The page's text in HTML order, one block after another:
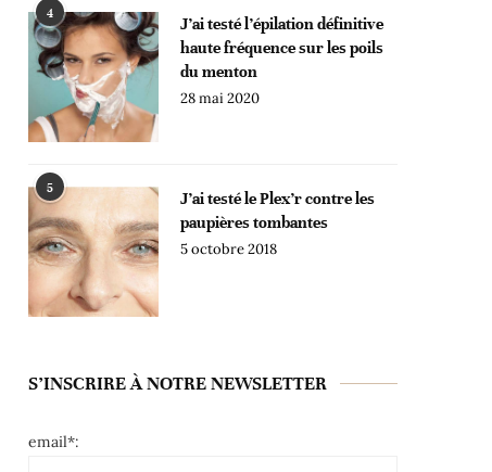
4
J’ai testé l’épilation définitive
haute fréquence sur les poils
du menton
28 mai 2020
5
J’ai testé le Plex’r contre les
paupières tombantes
5 octobre 2018
S’INSCRIRE À NOTRE NEWSLETTER
email*: